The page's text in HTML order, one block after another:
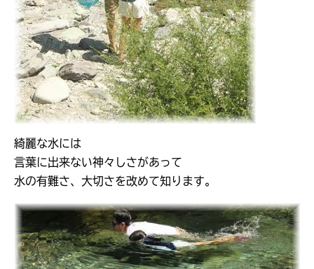
綺麗な水には
言葉に出来ない神々しさがあって
水の有難さ、大切さを改めて知ります。